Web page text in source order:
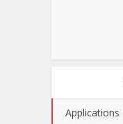
Applications